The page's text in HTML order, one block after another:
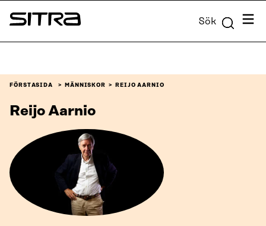
Skip to
content
Sitra Sök Meny
FÖRSTASIDA MÄNNISKOR REIJO AARNIO
Reijo Aarnio